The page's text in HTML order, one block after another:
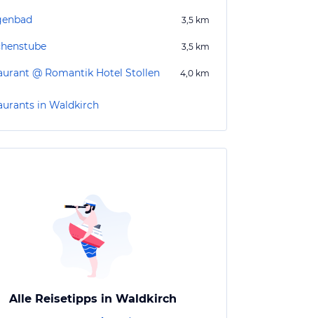
3,5 km
3,5 km
@ Romantik Hotel Stollen 4,0 km
in Waldkirch
Alle Reisetipps in Waldkirch